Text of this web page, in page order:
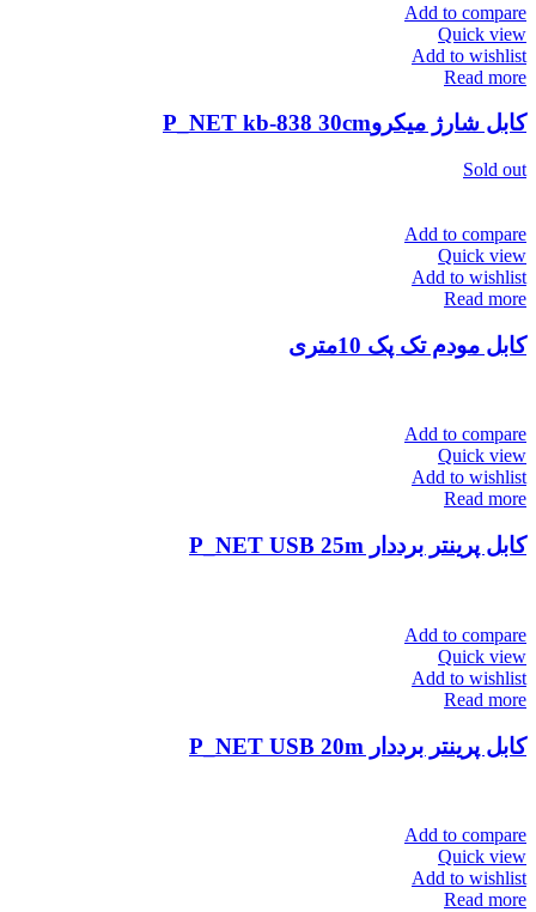
Add to compare
Quick view
Add to wishlist
Read more
کابل شارژ میکروP_NET kb-838 30cm
Sold out
Add to compare
Quick view
Add to wishlist
Read more
کابل مودم تک پک 10متری
Add to compare
Quick view
Add to wishlist
Read more
کابل پرینتر برددار P_NET USB 25m
Add to compare
Quick view
Add to wishlist
Read more
کابل پرینتر برددار P_NET USB 20m
Add to compare
Quick view
Add to wishlist
Read more